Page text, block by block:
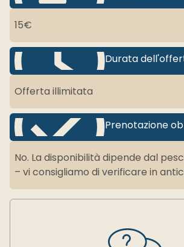
15€
Durata
Offerta illimitata
Prenotazione
No. La disponibilità dipende dal
– vi consigliamo di verificare in